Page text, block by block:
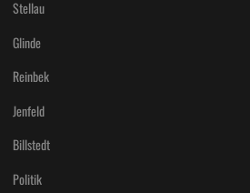
Stellau
Glinde
Reinbek
Jenfeld
Billstedt
Politik